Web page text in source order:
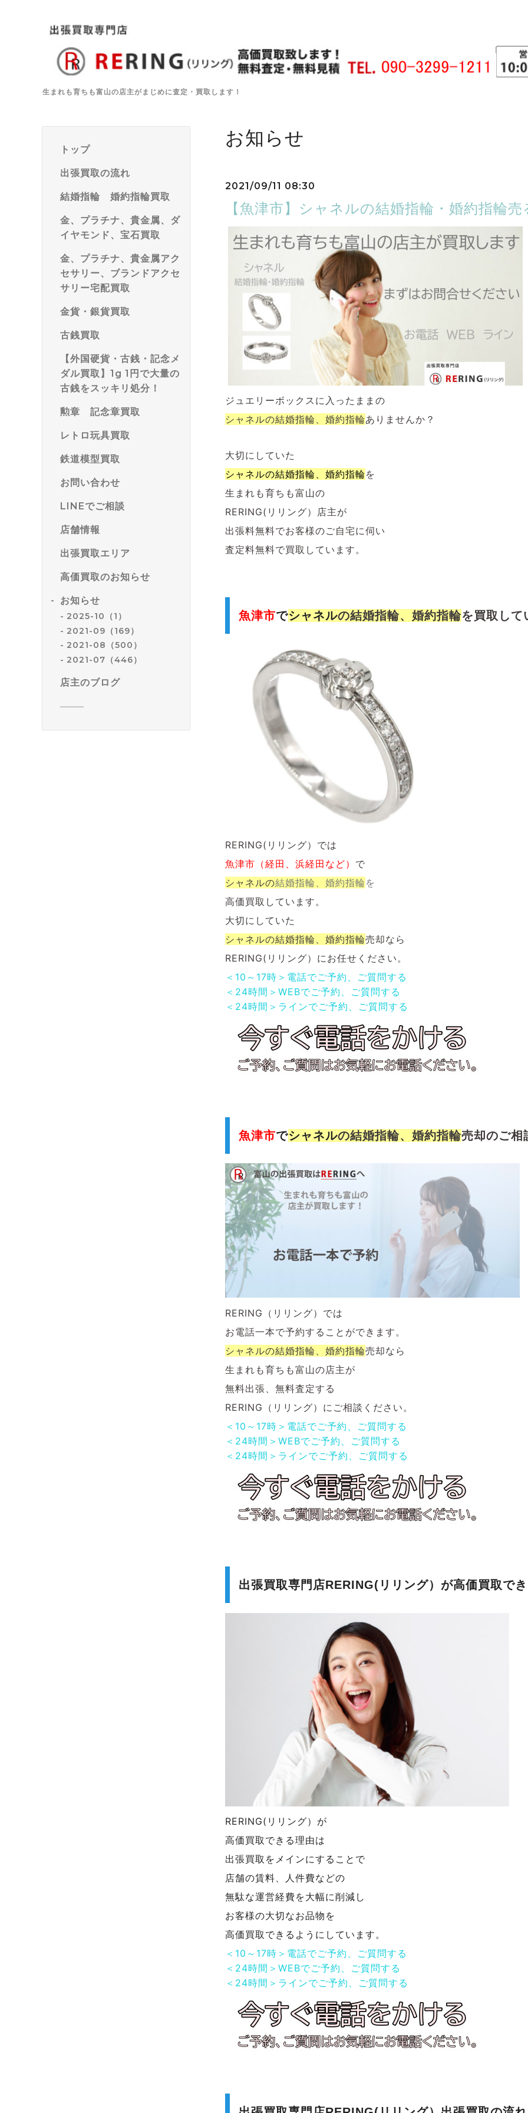
生まれも育ちも富山の店主がまじめに査定・買取します！
トップ
出張買取の流れ
結婚指輪 婚約指輪買取
金、プラチナ、貴金属、ダ
イヤモンド、宝石買取
金、プラチナ、貴金属アク
セサリー、ブランドアクセ
サリー宅配買取
金貨・銀貨買取
古銭買取
【外国硬貨・古銭・記念メ
ダル買取】1g 1円で大量の
古銭をスッキリ処分！
勲章 記念章買取
レトロ玩具買取
鉄道模型買取
お問い合わせ
LINEでご相談
店舗情報
出張買取エリア
高価買取のお知らせ
お知らせ
2025-10（1）
2021-09（169）
2021-08（500）
2021-07（446）
店主のブログ
お知らせ
2021/09/11 08:30
【魚津市】シャネルの結婚指輪・婚約指輪
ジュエリーボックスに入ったままの
シャネルの結婚指輪、婚約指輪ありませんか？
大切にしていた
シャネルの結婚指輪、婚約指輪を
生まれも育ちも富山の
RERING(リリング）店主が
出張料無料でお客様のご自宅に伺い
査定料無料で買取しています。
魚津市でシャネルの結婚指輪、婚約指輪を買取して
RERING(リリング）では
魚津市（経田、浜経田 など） で
シャネルの結婚指輪、婚約指輪 を
高価買取しています。
大切にしていた
シャネルの結婚指輪、婚約指輪売却なら
RERING(リリング）にお任せください。
＜10～17時＞電話でご予約、ご質問する
＜24時間＞WEBでご予約、ご質問する
＜24時間＞ラインでご予約、ご質問する
魚津市でシャネルの結婚指輪、婚約指輪売却のご相
RERING（リリング）では
お電話一本で予約することができます。
シャネルの結婚指輪、婚約指輪売却なら
生まれも育ちも富山の店主が
無料出張、無料査定する
RERING（リリング）にご相談ください。
＜10～17時＞電話でご予約、ご質問する
＜24時間＞WEBでご予約、ご質問する
＜24時間＞ラインでご予約、ご質問する
出張買取専門店RERING(リリング）が高価買取で
RERING(リリング）が
高価買取できる理由は
出張買取をメインにすることで
店舗の賃料、人件費などの
無駄な運営経費を大幅に削減し
お客様の大切なお品物を
高価買取できるようにしています。
＜10～17時＞電話でご予約、ご質問する
＜24時間＞WEBでご予約、ご質問する
＜24時間＞ラインでご予約、ご質問する